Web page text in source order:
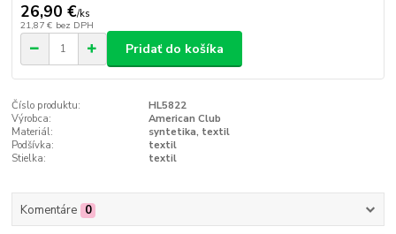
26,90 €/ks
21,87 € bez DPH
Pridať do košíka
Číslo produktu:
HL5822
Výrobca:
American Club
Materiál:
syntetika, textil
Podšívka:
textil
Stielka:
textil
Komentáre 0